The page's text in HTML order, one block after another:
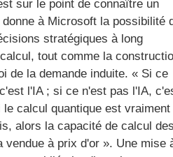
sur le point de connaître un
à Microsoft la possibilité
stratégiques à long
tout comme la
de la demande induite. « Si ce
l'IA ; si ce n'est pas l'IA,
calcul quantique est vraiment
alors la capacité de calcul
vendue à prix d'or ». Une mise